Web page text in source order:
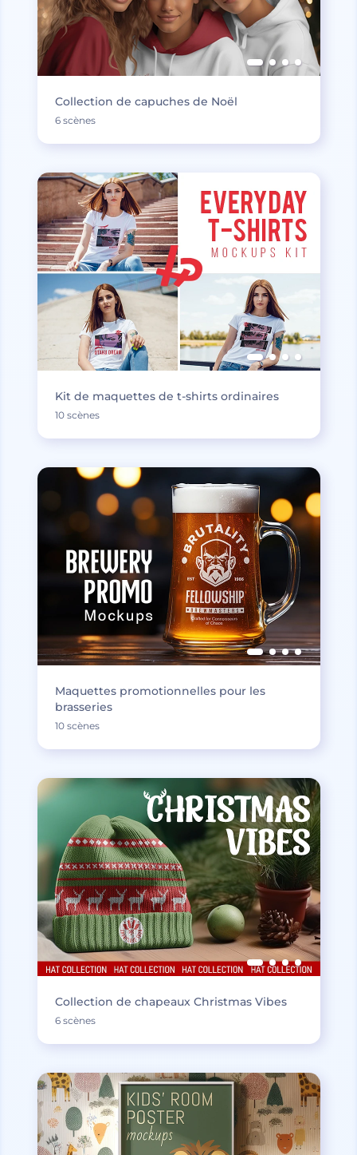
Collection de capuches de Noël
6 scènes
Kit de maquettes de t-shirts ordinaires
10 scènes
Maquettes promotionnelles pour les
brasseries
10 scènes
Collection de chapeaux Christmas Vibes
6 scènes